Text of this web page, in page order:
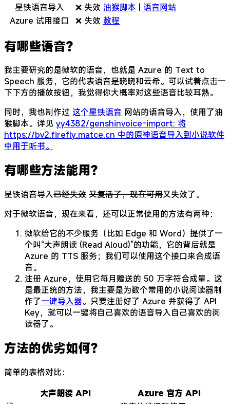
星铁语音导入
❌ 失效 油猴脚本 | 语音网站
Azure 试用接口
❌ 失效 教程
有哪些语音？
我主要研究的是微软的语音，也就是 Azure 的 Text to
Speech 服务，它的代表语音是晓晓和云希。可以试着点击一
下下方的播放按钮，我觉得你大概率对这些语音比较耳熟。
同时，我也制作过 这个星铁语音 网站的语音导入，使用了油
猴脚本。详见 yy4382/genshinvoice-import: 将
https://bv2.firefly.matce.cn 中的原神语音导入到小说软件
中用于听书。
有哪些方法能用？
星铁语音导入已经失效 又复活了，现在可用又失效了。
对于微软语音，现在来看，还可以正常使用的方法有两种：
微软给它的不少服务（比如 Edge 和 Word）提供了一
个叫“大声朗读 (Read Aloud)”的功能，它的背后就是
Azure 的 TTS 服务；我们可以使用这个接口来合成语
音。
注册 Azure，使用它每月赠送的 50 万字符合成量。这
是最正统的方法，我主要是为数个常用的小说阅读器制
作了一键导入器。只要注册好了 Azure 并获得了 API
Key，就可以一键将自己喜欢的语音导入自己喜欢的阅
读器了。
方法的优劣如何？
简单的表格对比：
大声朗读 API
Azure 官方 API